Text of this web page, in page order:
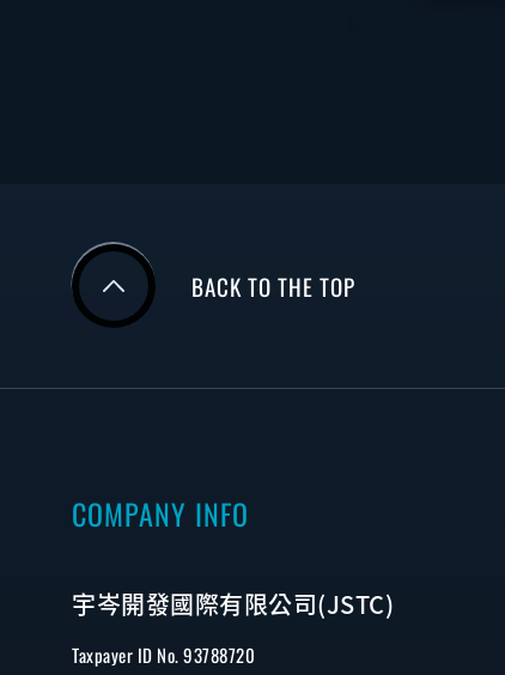
BACK TO THE TOP
COMPANY INFO
宇岑開發國際有限公司(JSTC)
Taxpayer ID No. 93788720